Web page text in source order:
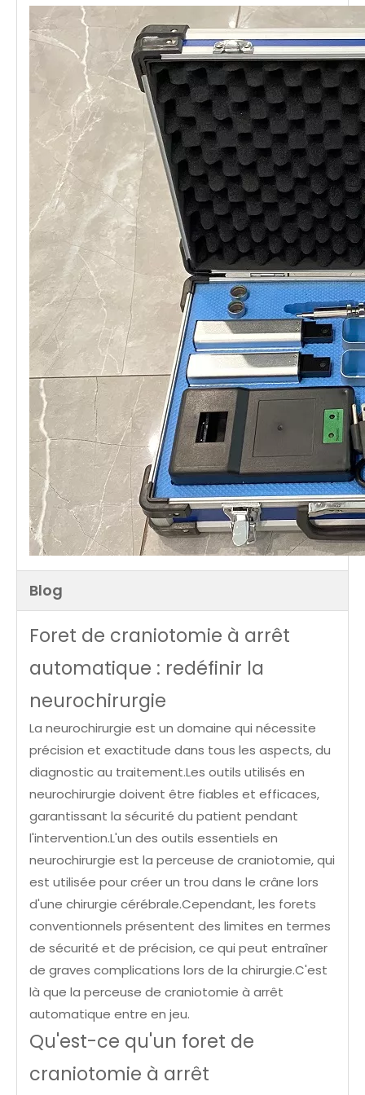
Blog
Foret de craniotomie à arrêt
automatique : redéfinir la
neurochirurgie
La neurochirurgie est un domaine qui nécessite
précision et exactitude dans tous les aspects, du
diagnostic au traitement.Les outils utilisés en
neurochirurgie doivent être fiables et efficaces,
garantissant la sécurité du patient pendant
l'intervention.L'un des outils essentiels en
neurochirurgie est la perceuse de craniotomie, qui
est utilisée pour créer un trou dans le crâne lors
d'une chirurgie cérébrale.Cependant, les forets
conventionnels présentent des limites en termes
de sécurité et de précision, ce qui peut entraîner
de graves complications lors de la chirurgie.C'est
là que la perceuse de craniotomie à arrêt
automatique entre en jeu.
Qu'est-ce qu'un foret de
craniotomie à arrêt